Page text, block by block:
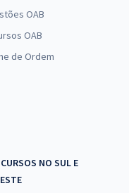
OAB
OAB
de Ordem
NO SUL E